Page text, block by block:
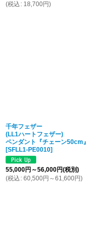
(税込 : 18,700円)
千年フェザー
(LL1ハートフェザー)
ペンダント『チェーン50cm』
[SFLL1-PE0010]
55,000円 ～56,000円(税別)
(税込 : 60,500円 ～61,600円)